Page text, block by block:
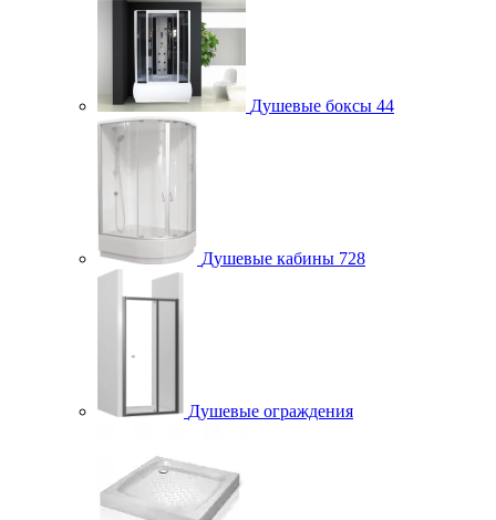
Душевые боксы 44
Душевые кабины 728
Душевые ограждения